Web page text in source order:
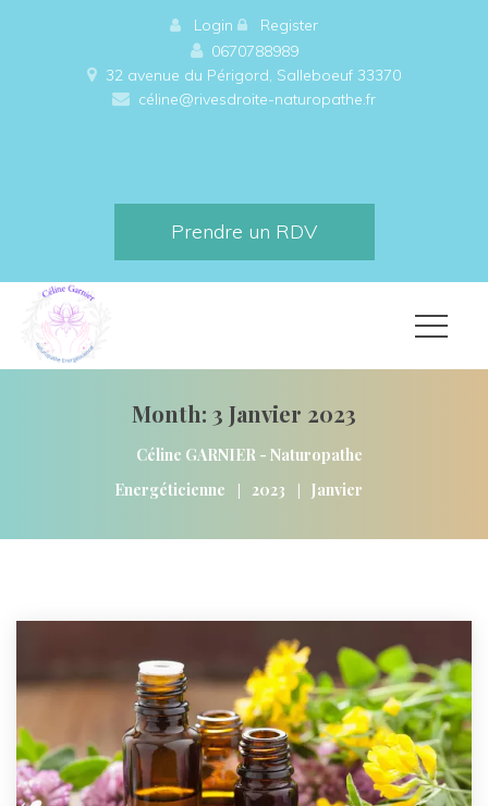
Login
Register
0670788989
32 avenue du Périgord, Salleboeuf 33370
céline@rivesdroite-naturopathe.fr
Prendre un RDV
Month: 3 Janvier 2023
Céline GARNIER - Naturopathe
Energéticienne
| 2023 | Janvier